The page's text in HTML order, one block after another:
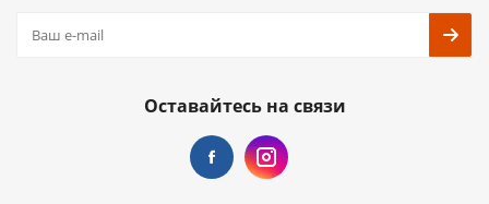
Оставайтесь на связи